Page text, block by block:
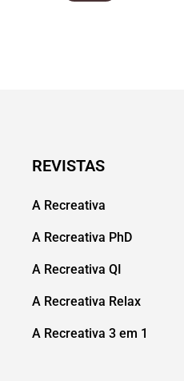
REVISTAS
A Recreativa
A Recreativa PhD
A Recreativa QI
A Recreativa Relax
A Recreativa 3 em 1